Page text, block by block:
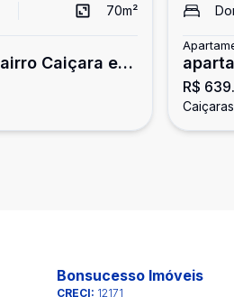
70m²
Caiçara em
Belo
R$
Bonsucesso Imóveis
CRECI: 12171